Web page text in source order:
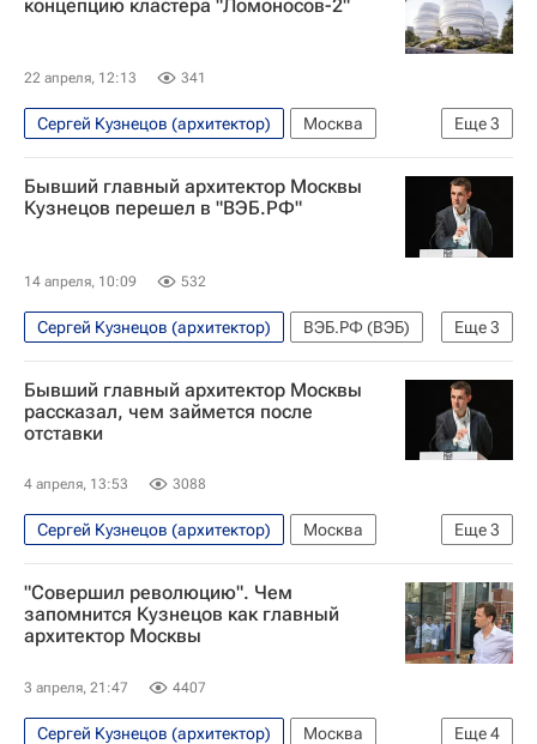
концепцию кластера "Ломоносов-2"
22 апреля, 12:13 341
Еще3
Сергей Кузнецов (архитектор)
Москва
Михаил Ломоносов
Wowhaus
Архитектура
Бывший главный архитектор Москвы
Кузнецов перешел в "ВЭБ.РФ"
14 апреля, 10:09 532
Еще3
Сергей Кузнецов (архитектор)
ВЭБ.РФ (ВЭБ)
Москва
КБ "Стрелка" Игорь Шувалов
Бывший главный архитектор Москвы
рассказал, чем займется после
отставки
4 апреля, 13:53 3088
Еще3
Сергей Кузнецов (архитектор)
Москва
Сергей Собянин
Москомархитектура
Зарядье
"Совершил революцию". Чем
запомнится Кузнецов как главный
архитектор Москвы
3 апреля, 21:47 4407
Еще4
Сергей Кузнецов (архитектор)
Москва